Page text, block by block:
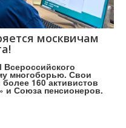
москвичам
Всероссийского
многоборью. Свои
160 активистов
и Союза пенсионеров.